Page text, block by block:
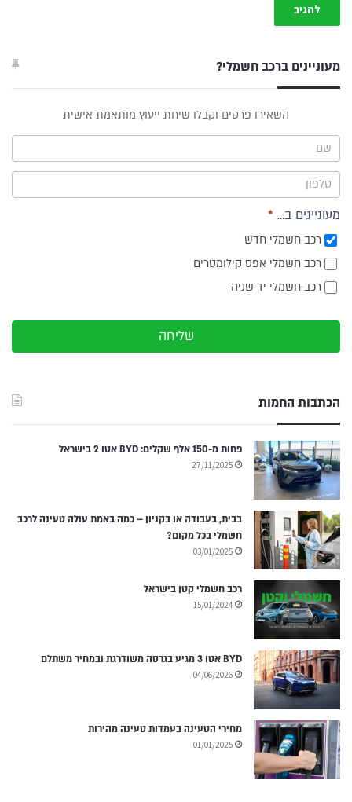
מעוניינים ברכב חשמלי?
תפריט
צד
השאירו פרטים וקבלו שיחת ייעוץ מותאמת אישית
מעוניינים ב... *
רכב חשמלי חדש
רכב חשמלי אפס קילומטרים
רכב חשמלי יד שניה
שליחה
הכתבות החמות
פחות מ-150 אלף שקלים: BYD אטו 2 בישראל
27/11/2025
בבית, בעבודה או בקניון – כמה באמת עולה טעינה לרכב
חשמלי בכל מקום?
03/01/2025
רכב חשמלי קטן בישראל
15/01/2024
BYD אטו 3 מגיע בגרסה משודרגת ובמחיר משתלם
04/06/2026
מחירי הטעינה בעמדות טעינה מהירות
01/01/2025